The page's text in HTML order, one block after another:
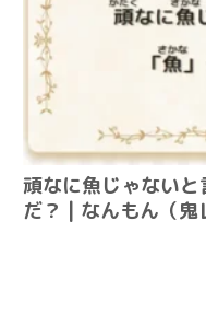
頑なに魚じゃない
だ？ | なんもん（